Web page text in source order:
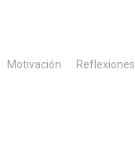
Motivación Reflexiones